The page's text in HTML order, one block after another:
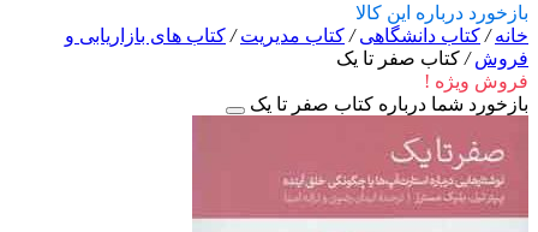
بازخورد درباره این کالا
خانه/ کتاب دانشگاهی/ کتاب مدیریت/ کتاب های بازاریابی و
فروش/ کتاب صفر تا یک
فروش ویژه !
بازخورد شما درباره کتاب صفر تا یک